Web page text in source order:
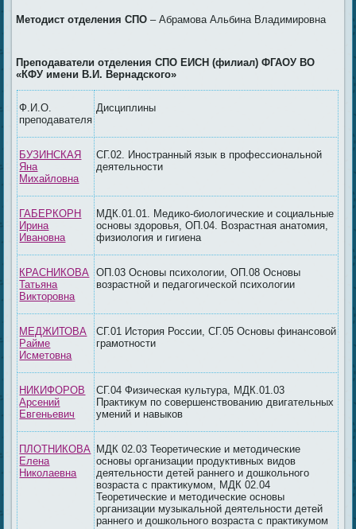
Методист отделения СПО – Абрамова Альбина Владимировна
Преподаватели отделения СПО ЕИСН (филиал) ФГАОУ ВО
«КФУ имени В.И. Вернадского»
Ф.И.О.
преподавателя
Дисциплины
БУЗИНСКАЯ
Яна
Михайловна
СГ.02. Иностранный язык в профессиональной
деятельности
ГАБЕРКОРН
Ирина
Ивановна
МДК.01.01. Медико-биологические и социальные
основы здоровья, ОП.04. Возрастная анатомия,
физиология и гигиена
КРАСНИКОВА
Татьяна
Викторовна
ОП.03 Основы психологии, ОП.08 Основы
возрастной и педагогической психологии
МЕДЖИТОВА
Райме
Исметовна
СГ.01 История России, СГ.05 Основы финансовой
грамотности
НИКИФОРОВ
Арсений
Евгеньевич
СГ.04 Физическая культура, МДК.01.03
Практикум по совершенствованию двигательных
умений и навыков
ПЛОТНИКОВА
Елена
Николаевна
МДК 02.03 Теоретические и методические
основы организации продуктивных видов
деятельности детей раннего и дошкольного
возраста с практикумом, МДК 02.04
Теоретические и методические основы
организации музыкальной деятельности детей
раннего и дошкольного возраста с практикумом